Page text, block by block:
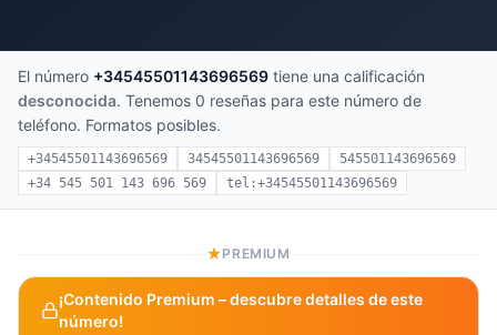
El número +34545501143696569 tiene una calificación
desconocida. Tenemos 0 reseñas para este número de
teléfono. Formatos posibles.
+34545501143696569 34545501143696569
545501143696569
+34 545 501 143 696 569
tel:+34545501143696569
PREMIUM
¡Contenido Premium – descubre detalles de este
número!